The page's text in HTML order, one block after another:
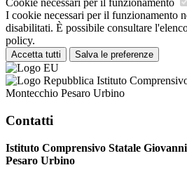
Cookie necessari per il funzionamento
I cookie necessari per il funzionamento
disabilitati. È possibile consultare
policy.
Accetta tutti Salva le preferenze
Istituto
Montecchio Pesaro Urbino
Contatti
Istituto Comprensivo Statale
Pesaro Urbino